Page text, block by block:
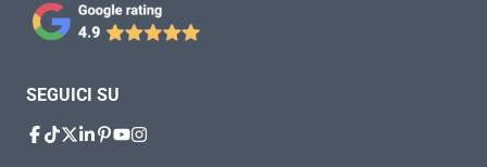
SEGUICI SU